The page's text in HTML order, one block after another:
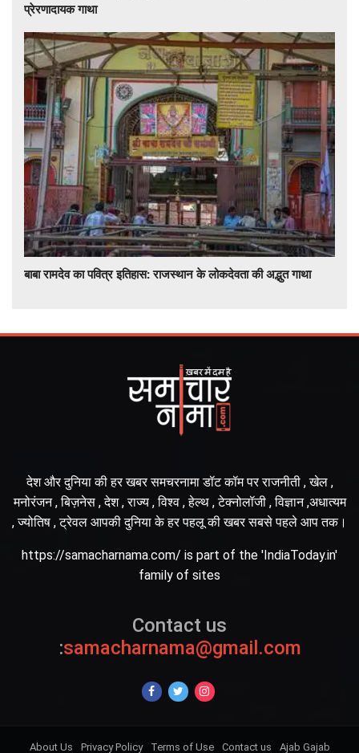
प्रेरणादायक गाथा
बाबा रामदेव का पवित्र इतिहास: राजस्थान के लोकदेवता की अद्भुत गाथा
देश और दुनिया की हर खबर समचरनामा डॉट कॉम पर राजनीती , खेल ,
मनोरंजन , बिज़नेस , देश , राज्य , विश्व , हेल्थ , टेक्नोलॉजी , विज्ञान ,अधात्यम
, ज्योतिष , ट्रेवल आपकी दुनिया के हर पहलू की खबर सबसे पहले आप तक।
https://samacharnama.com/ is part of the 'IndiaToday.in'
family of sites
Contact us
:samacharnama@gmail.com
About Us Privacy Policy Terms of Use Contact us Ajab Gajab